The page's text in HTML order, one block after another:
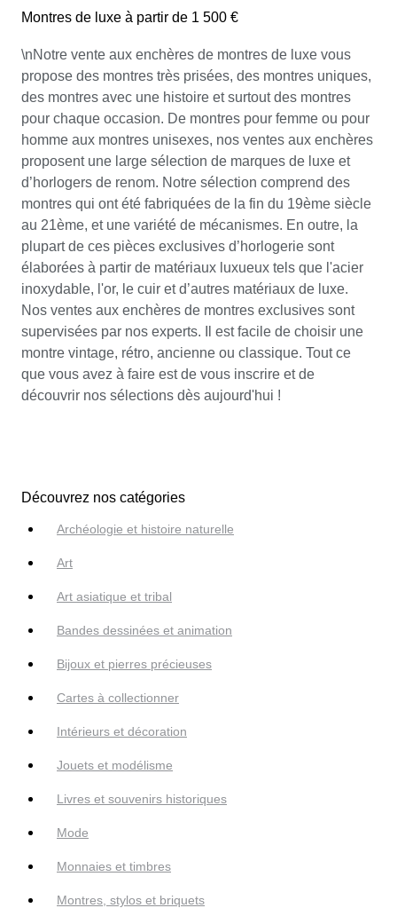
Montres de luxe à partir de 1 500 €
\nNotre vente aux enchères de montres de luxe vous
propose des montres très prisées, des montres uniques,
des montres avec une histoire et surtout des montres
pour chaque occasion. De montres pour femme ou pour
homme aux montres unisexes, nos ventes aux enchères
proposent une large sélection de marques de luxe et
d’horlogers de renom. Notre sélection comprend des
montres qui ont été fabriquées de la fin du 19ème siècle
au 21ème, et une variété de mécanismes. En outre, la
plupart de ces pièces exclusives d’horlogerie sont
élaborées à partir de matériaux luxueux tels que l'acier
inoxydable, l'or, le cuir et d’autres matériaux de luxe.
Nos ventes aux enchères de montres exclusives sont
supervisées par nos experts. Il est facile de choisir une
montre vintage, rétro, ancienne ou classique. Tout ce
que vous avez à faire est de vous inscrire et de
découvrir nos sélections dès aujourd'hui !
Découvrez nos catégories
Archéologie et histoire naturelle
Art
Art asiatique et tribal
Bandes dessinées et animation
Bijoux et pierres précieuses
Cartes à collectionner
Intérieurs et décoration
Jouets et modélisme
Livres et souvenirs historiques
Mode
Monnaies et timbres
Montres, stylos et briquets